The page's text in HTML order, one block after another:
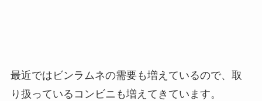
最近ではビンラムネの需要も増えているので、取
り扱っているコンビニも増えてきています。